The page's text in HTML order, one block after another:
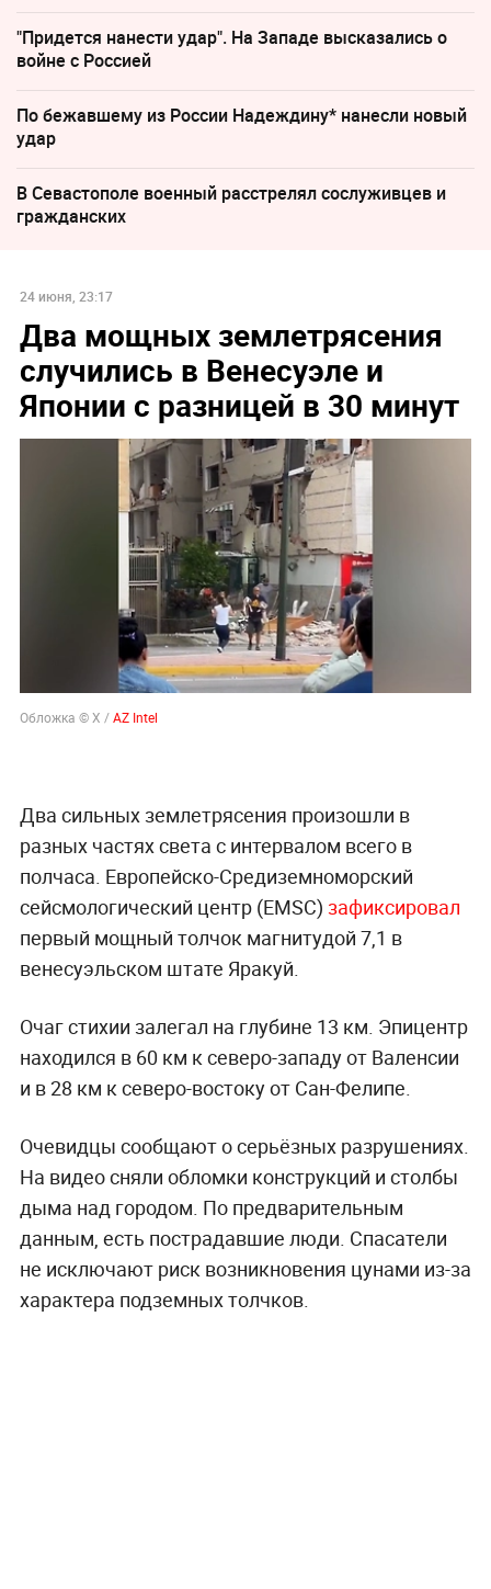
"Придется нанести удар". На Западе высказались о
войне с Россией
По бежавшему из России Надеждину* нанесли новый
удар
В Севастополе военный расстрелял сослуживцев и
гражданских
24 июня, 23:17
Два мощных землетрясения
случились в Венесуэле и
Японии с разницей в 30 минут
Обложка © X /AZ Intel
Два сильных землетрясения произошли в
разных частях света с интервалом всего в
полчаса. Европейско-Средиземноморский
сейсмологический центр (EMSC) зафиксировал
первый мощный толчок магнитудой 7,1 в
венесуэльском штате Яракуй.
Очаг стихии залегал на глубине 13 км. Эпицентр
находился в 60 км к северо-западу от Валенсии
и в 28 км к северо-востоку от Сан-Фелипе.
Очевидцы сообщают о серьёзных разрушениях.
На видео сняли обломки конструкций и столбы
дыма над городом. По предварительным
данным, есть пострадавшие люди. Спасатели
не исключают риск возникновения цунами из-за
характера подземных толчков.